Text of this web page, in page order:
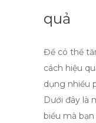
quả
Để có thể
cách hiệu
dụng nhiều
Dưới đây là
biểu mà